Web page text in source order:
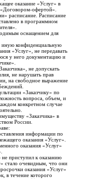
оказание «Услуг» в
«Договором-офертой».
расписание. Расписание
в программном
оснащением для
иную конфиденциальную
«Услуг», не передавать
у него документацию и
не допускать
не нарушать прав
на свободное выражение
«Заказчику» по
вопроса, объем, и
конкретном случае
«Заказчика» в
России.
информации по
оказания «Услуг».
оказания «Услуг»
приступил к оказанию
стало очевидным, что они
оказания «Услуг»
в течение которого